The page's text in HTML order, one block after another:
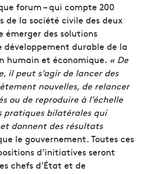
forum – qui compte 200
de la société civile des deux
émerger des solutions
développement durable de la
humain et économique. « De
il peut s’agir de lancer des
nouvelles, de relancer
ou de reproduire à l’échelle
bilatérales qui
donnent des résultats
le gouvernement. Toutes ces
d’initiatives seront
chefs d’État et de